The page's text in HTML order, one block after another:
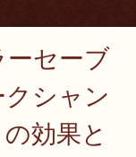
セーブ
シャン
効果と